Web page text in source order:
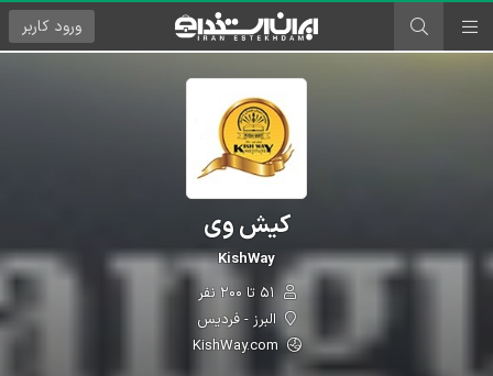
ورود کاربر
کیش وی
KishWay
البرز - فردیس
KishWay.com